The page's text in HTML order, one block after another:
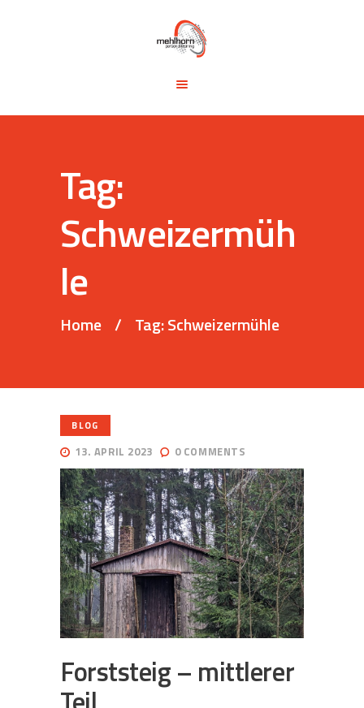
Tag:
Schweizermüh
le
Home Tag: Schweizermühle
KONTAKT
BLOG
13. APRIL 2023 0 COMMENTS
Forststeig – mittlerer